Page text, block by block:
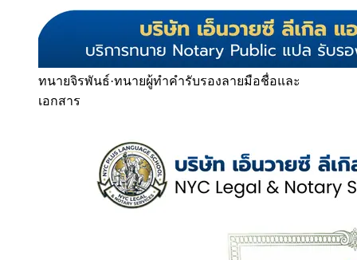
ทนายจิรพันธ์·ทนายผู้ทำคำรับรองลายมือชื่อและ
เอกสาร